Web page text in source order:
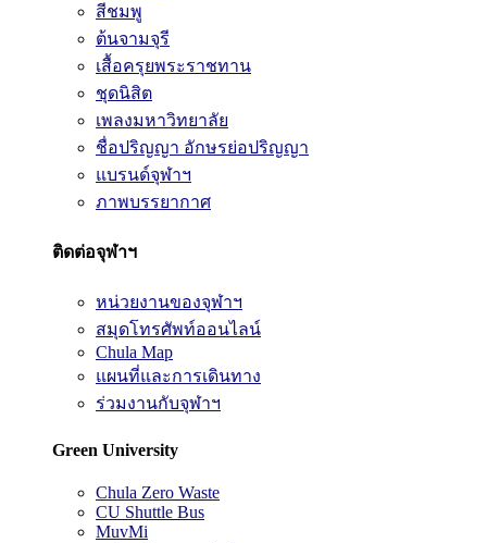
สีชมพู
ต้นจามจุรี
เสื้อครุยพระราชทาน
ชุดนิสิต
เพลงมหาวิทยาลัย
ชื่อปริญญา อักษรย่อปริญญา
แบรนด์จุฬาฯ
ภาพบรรยากาศ
ติดต่อจุฬาฯ
หน่วยงานของจุฬาฯ
สมุดโทรศัพท์ออนไลน์
Chula Map
แผนที่และการเดินทาง
ร่วมงานกับจุฬาฯ
Green University
Chula Zero Waste
CU Shuttle Bus
MuvMi